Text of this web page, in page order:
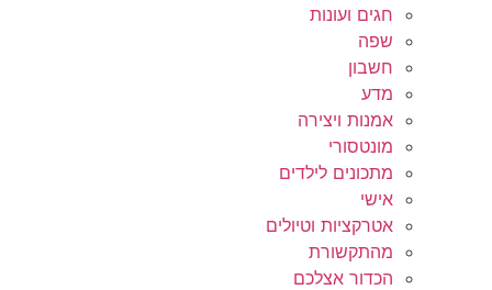
חגים ועונות
שפה
חשבון
מדע
אמנות ויצירה
מונטסורי
מתכונים לילדים
אישי
אטרקציות וטיולים
מהתקשורת
הכדור אצלכם